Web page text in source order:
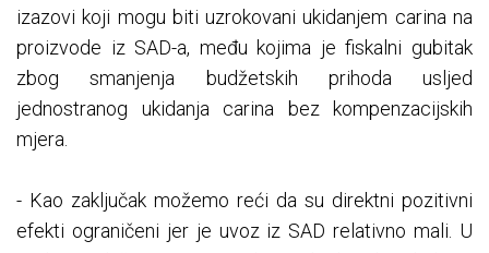
izazovi koji mogu biti uzrokovani ukidanjem carina na
proizvode iz SAD-a, među kojima je fiskalni gubitak
zbog smanjenja budžetskih prihoda usljed
jednostranog ukidanja carina bez kompenzacijskih
mjera.
- Kao zaključak možemo reći da su direktni pozitivni
efekti ograničeni jer je uvoz iz SAD relativno mali. U